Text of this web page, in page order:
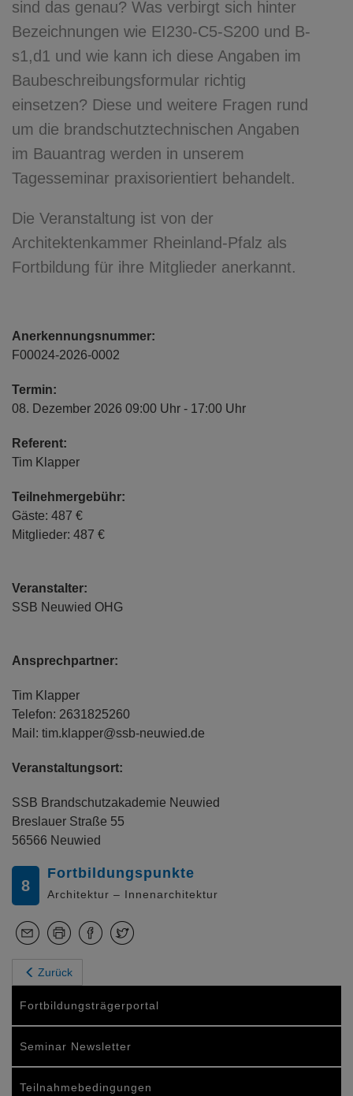
sind das genau? Was verbirgt sich hinter
Bezeichnungen wie EI230-C5-S200 und B-
s1,d1 und wie kann ich diese Angaben im
Baubeschreibungsformular richtig
einsetzen? Diese und weitere Fragen rund
um die brandschutztechnischen Angaben
im Bauantrag werden in unserem
Tagesseminar praxisorientiert behandelt.
Die Veranstaltung ist von der
Architektenkammer Rheinland-Pfalz als
Fortbildung für ihre Mitglieder anerkannt.
Anerkennungsnummer:
F00024-2026-0002
Termin:
08. Dezember 2026 09:00 Uhr - 17:00 Uhr
Referent:
Tim Klapper
Teilnehmergebühr:
Gäste: 487 €
Mitglieder: 487 €
Veranstalter:
SSB Neuwied OHG
Ansprechpartner:
Tim Klapper
Telefon: 2631825260
Mail: tim.klapper@ssb-neuwied.de
Veranstaltungsort:
SSB Brandschutzakademie Neuwied
Breslauer Straße 55
56566 Neuwied
8
Fortbildungspunkte
Architektur – Innenarchitektur
Zurück
Fortbildungsträgerportal
Seminar Newsletter
Teilnahmebedingungen